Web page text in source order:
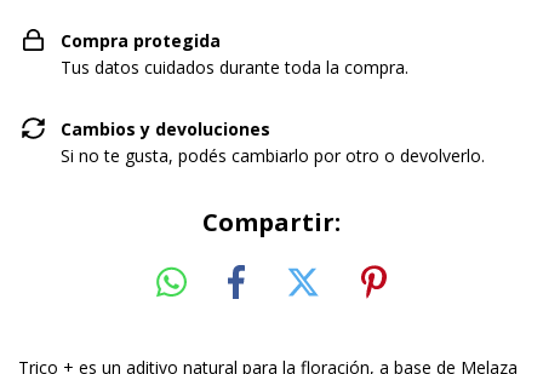
Compra protegida
Tus datos cuidados durante toda la compra.
Cambios y devoluciones
Si no te gusta, podés cambiarlo por otro o devolverlo.
Compartir:
Trico + es un aditivo natural para la floración, a base de Melaza